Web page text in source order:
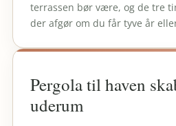
terrassen bør være, og de tre
der afgør om du får tyve år
Pergola til haven
uderum